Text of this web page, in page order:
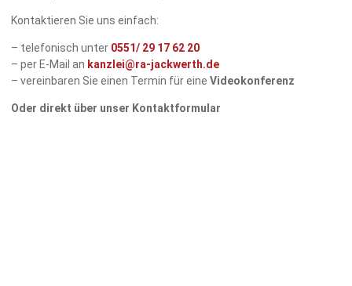
Kontaktieren Sie uns einfach:
– telefonisch unter 0551/ 29 17 62 20
– per E-Mail an kanzlei@ra-jackwerth.de
– vereinbaren Sie einen Termin für eine Videokonferenz
Oder direkt über unser Kontaktformular